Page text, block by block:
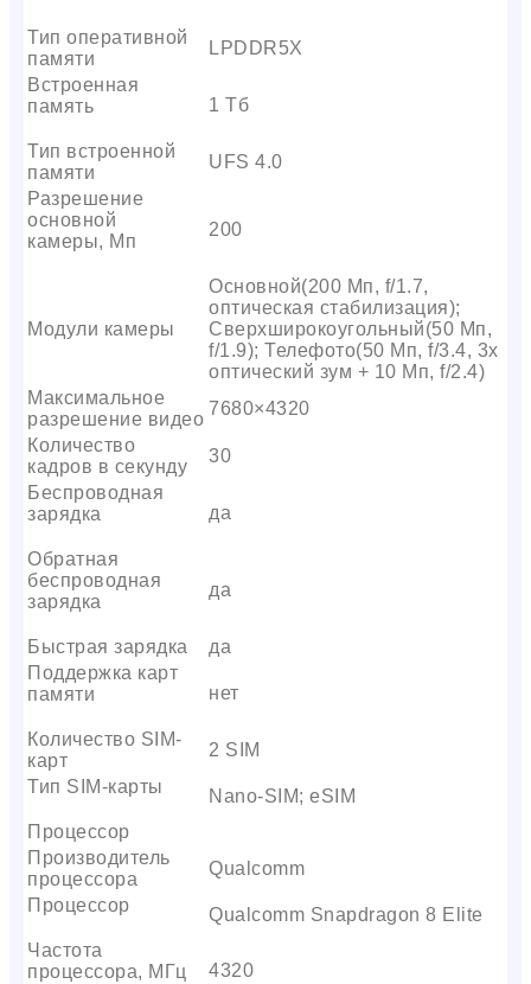
Тип оперативной
памяти
LPDDR5X
Встроенная
память
1 Тб
Тип встроенной
памяти
UFS 4.0
Разрешение
основной
камеры, Мп
200
Модули камеры
Основной(200 Мп, f/1.7,
оптическая стабилизация);
Сверхширокоугольный(50 Мп,
f/1.9); Телефото(50 Мп, f/3.4, 3x
оптический зум + 10 Мп, f/2.4)
Максимальное
разрешение видео
7680×4320
Количество
кадров в секунду
30
Беспроводная
зарядка
да
Обратная
беспроводная
зарядка
да
Быстрая зарядка
да
Поддержка карт
памяти
нет
Количество SIM-
карт
2 SIM
Тип SIM-карты
Nano-SIM; eSIM
Процессор
Производитель
процессора
Qualcomm
Процессор
Qualcomm Snapdragon 8 Elite
Частота
процессора, МГц
4320